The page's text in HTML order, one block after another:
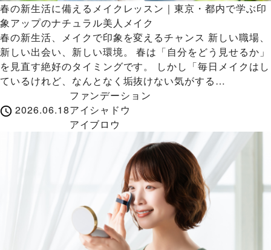
春の新生活に備えるメイクレッスン｜東京・都内で学ぶ印
象アップのナチュラル美人メイク
春の新生活、メイクで印象を変えるチャンス 新しい職場、
新しい出会い、新しい環境。 春は「自分をどう見せるか」
を見直す絶好のタイミングです。 しかし「毎日メイクはし
ているけれど、なんとなく垢抜けない気がする…
2026.06.18
ファンデーション
アイシャドウ
アイブロウ